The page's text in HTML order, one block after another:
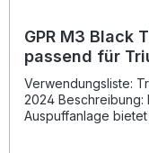
GPR M3 Black
passend für
2024),
Verwendungsliste:
2024 Beschreibung:
Auspuffanlage